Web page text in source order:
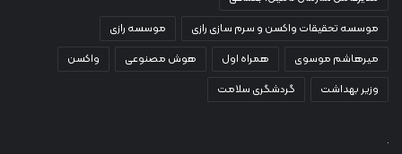
موسسه تحقیقات واکسن و سرم سازی رازی
موسسه رازی
میرهاشم موسوی
همراه اول هوش مصنوعی
واکسن
وزیر بهداشت
گردشگری سلامت